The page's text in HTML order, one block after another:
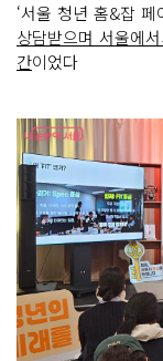
‘서울 청년 홈&잡 페
상담받으며 서울에
간이었다